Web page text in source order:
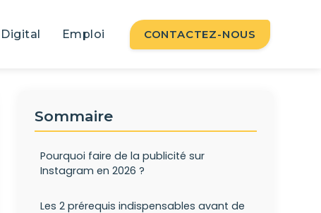
Digital Emploi CONTACTEZ-NOUS
Sommaire
Pourquoi faire de la publicité sur
Instagram en 2026 ?
Les 2 prérequis indispensables avant de